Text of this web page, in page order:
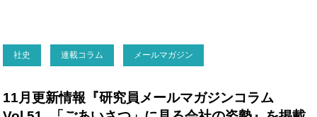
社史 連載コラム メールマガジン
11月更新情報『研究員メールマガジンコラム